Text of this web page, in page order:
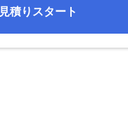
見積りスタート